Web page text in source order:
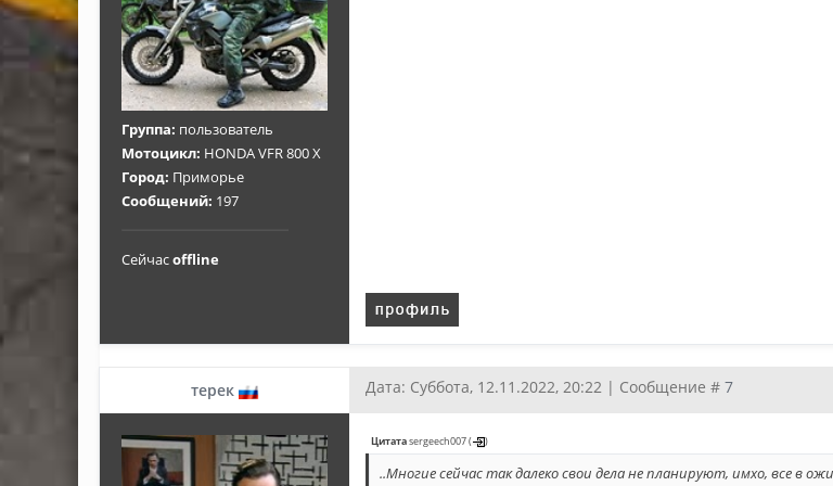
Группа: пользователь
Мотоцикл: HONDA VFR 800 X
Город: Приморье
Сообщений: 197
Сейчасoffline
терек Дата: Суббота, 12.11.2022, 20:22 | Сообщение # 7
Цитатаsergeech007( )
..Многие сейчас так далеко свои дела не планируют, имхо, все в